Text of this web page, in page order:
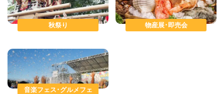
秋祭り 物産展･即売会
音楽フェス･グルメフェ